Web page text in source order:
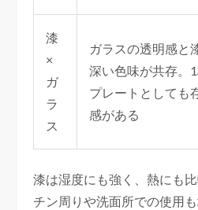
漆
×
ガ
ラ
ス
ガラスの透明感と
深い色味が共存。
プレートとしても
感がある
漆は湿度にも強く、熱にも
チン周りや洗面所での使用